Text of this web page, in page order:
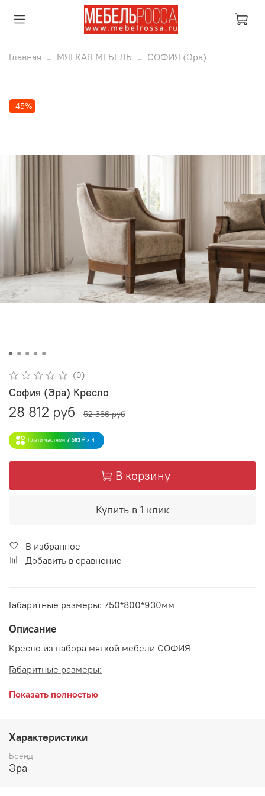
Главная МЯГКАЯ МЕБЕЛЬ СОФИЯ (Эра)
-45%
(0)
София (Эра) Кресло
28 812 руб 52 386 руб
Плати частями 7 563 ₽ x 4
В корзину
Купить в 1 клик
В избранное
Добавить в сравнение
Габаритные размеры: 750*800*930мм
Описание
Кресло из набора мягкой мебели СОФИЯ
Габаритные размеры:
длина 750 мм
высота 930 мм
Общие характеристики:
Каркас: массив сосны, фанера
Показать полностью
Характеристики
Бренд
Эра